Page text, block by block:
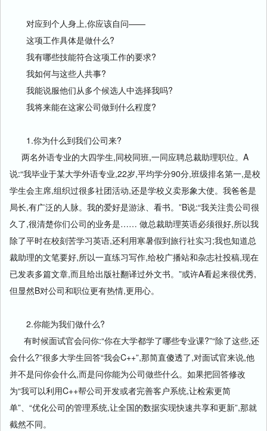
对应到个人身上,你应该自问——
这项工作具体是做什么?
我有哪些技能符合这项工作的要求?
我如何与这些人共事?
我能说服他们从多个候选人中选择我吗?
我将来能在这家公司做到什么程度?
1.你为什么到我们公司来?
两名外语专业的大四学生,同校同班,一同应聘总裁助理职位。A
说:“我毕业于某大学外语专业,22岁,平均学分90分,班级排名第一,是校
学生会主席,组织过很多社团活动,还是学校义卖形象大使。我爸爸是
局长,有广泛的人脉。我的爱好是游泳、看书。”B说:“我关注贵公司很
久了,很清楚你们公司的业务是…… 做总裁助理英语必须很好,所以我
除了平时在校刻苦学习英语,还利用寒暑假到旅行社实习;我也知道总
裁助理的文笔要好,所以一直练习写作,给校广播站和杂志社投稿,现在
已发表多篇文章,而且给出版社翻译过外文书。”或许A看起来很优秀,
但显然B对公司和职位更有热情,更用心。
2.你能为我们做什么?
有时候面试官会问你:“你在大学都学了哪些专业课?”“除了这些,还
会什么?”很多大学生回答“我会C++”,那简直傻透了,对面试官来说,他
并不是问你会什么,而是问你能为公司做些什么。如果把回答修改
为“我可以利用C++帮公司开发或者完善客户系统,让检索更简
单”、“优化公司的管理系统,让全国的数据实现快速共享和更新”,那就
截然不同。